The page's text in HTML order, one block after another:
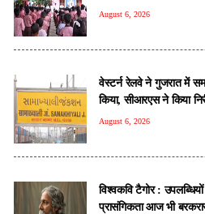
August 6, 2026
वेस्टर्न रेलवे ने गुजरात में
किया, सीआरएस ने किया
August 6, 2026
विश्वकवि टैगोर :
प्रासंगिकता आज भी